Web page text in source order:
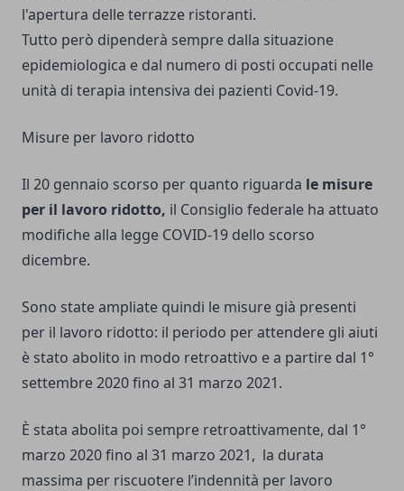
l'apertura delle terrazze ristoranti.
Tutto però dipenderà sempre dalla situazione
epidemiologica e dal numero di posti occupati nelle
unità di terapia intensiva dei pazienti Covid-19.
Misure per lavoro ridotto
Il 20 gennaio scorso per quanto riguarda le misure
per il lavoro ridotto, il Consiglio federale ha attuato
modifiche alla legge COVID-19 dello scorso
dicembre.
Sono state ampliate quindi le misure già presenti
per il lavoro ridotto: il periodo per attendere gli aiuti
è stato abolito in modo retroattivo e a partire dal 1°
settembre 2020 fino al 31 marzo 2021.
È stata abolita poi sempre retroattivamente, dal 1°
marzo 2020 fino al 31 marzo 2021, la durata
massima per riscuotere l’indennità per lavoro